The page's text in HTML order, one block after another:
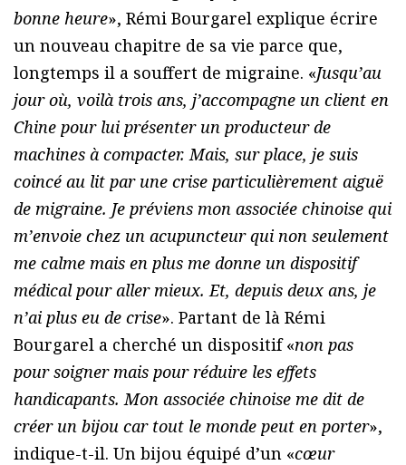
bonne heure», Rémi Bourgarel explique écrire
un nouveau chapitre de sa vie parce que,
longtemps il a souffert de migraine. «Jusqu’au
jour où, voilà trois ans, j’accompagne un client en
Chine pour lui présenter un producteur de
machines à compacter. Mais, sur place, je suis
coincé au lit par une crise particulièrement aiguë
de migraine. Je préviens mon associée chinoise qui
m’envoie chez un acupuncteur qui non seulement
me calme mais en plus me donne un dispositif
médical pour aller mieux. Et, depuis deux ans, je
n’ai plus eu de crise». Partant de là Rémi
Bourgarel a cherché un dispositif «non pas
pour soigner mais pour réduire les effets
handicapants. Mon associée chinoise me dit de
créer un bijou car tout le monde peut en porter»,
indique-t-il. Un bijou équipé d’un «cœur